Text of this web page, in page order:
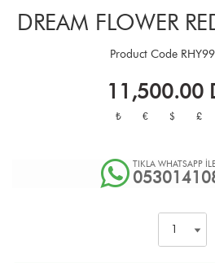
DREAM FLOWER
Product Code
11,500.00
₺ € $ £
TIKLA WHATSAPP